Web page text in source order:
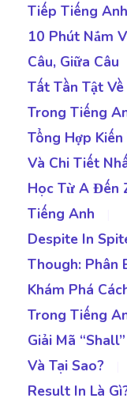
Tiếp Tiếng Anh
10 Phút Nắm
Câu, Giữa Câu
Tất Tần Tật
Trong Tiếng
Tổng Hợp
Và Chi Tiết
Học Từ A Đến
Tiếng Anh
Despite In
Though: Phân
Khám Phá
Trong Tiếng
Giải Mã
Và Tại Sao?
Result In Là